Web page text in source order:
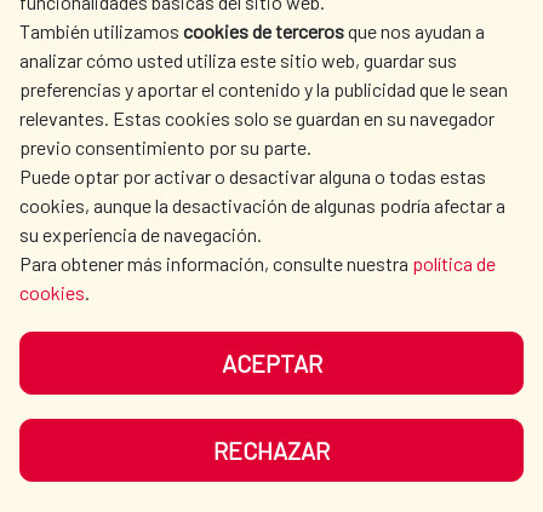
UNESCO refuerza su papel
estratégico en la educación frente
a los nuevos retos globales
La Red de Escuelas Asociadas de la
UNESCO refuerza su papel estratégico en la
educación frente a los nuevos retos
globales La Red estrena un espacio
Cooperación Española |
LEER MÁS
También utilizamos cookies de tercerosque nos ayudan a
analizar cómo usted utiliza este sitio web, guardar sus
preferencias y aportar el contenido y la publicidad que le sean
relevantes. Estas cookies solo se guardan en su navegador
previo consentimiento por su parte.
Puede optar por activar o desactivar alguna o todas estas
cookies, aunque la desactivación de algunas podría afectar a
su experiencia de navegación.
Para obtener más información, consulte nuestra política de
cookies.
ACEPTAR
RECHAZAR